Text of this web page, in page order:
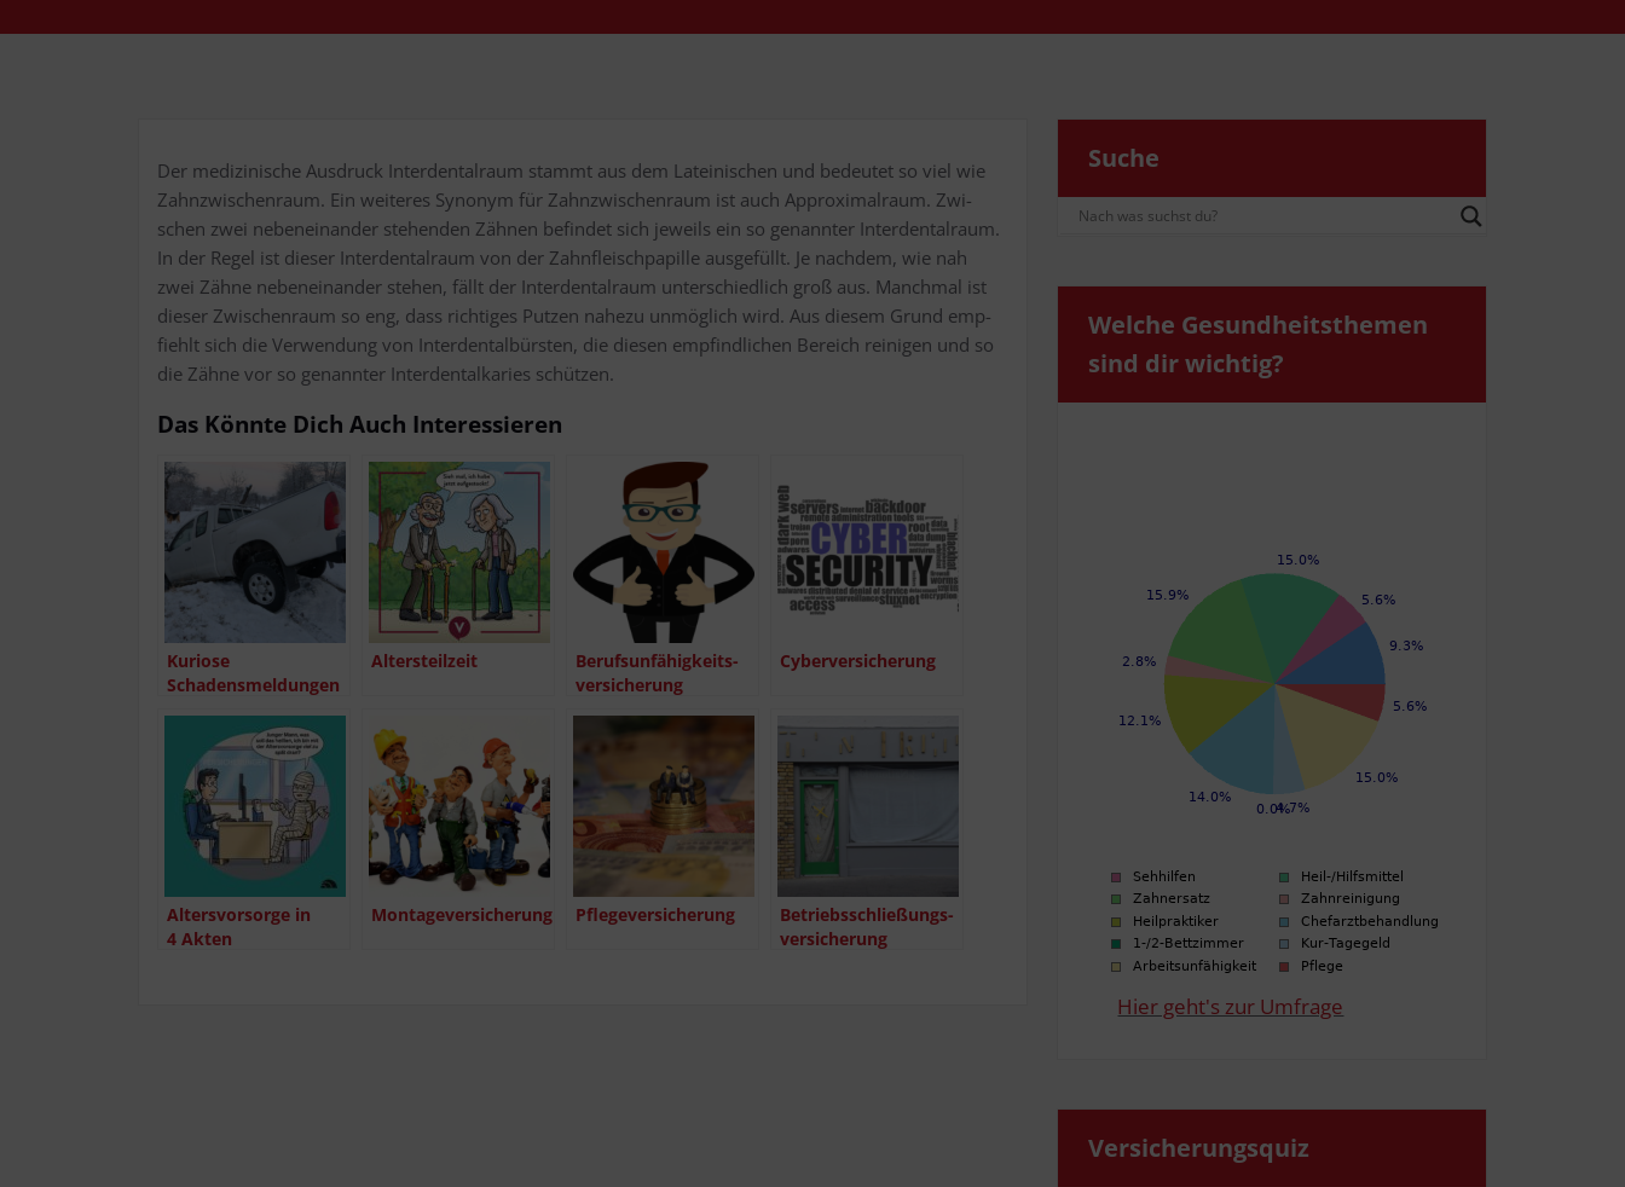
Der medi­zi­ni­sche Aus­druck Inter­den­tal­raum stammt aus dem Latei­ni­schen und bedeu­tet so viel wie
Zahn­zwi­schen­raum. Ein wei­te­res Syn­onym für Zahn­zwi­schen­raum ist auch Appro­xi­mal­raum. Zwi­
schen zwei neben­ein­an­der ste­hen­den Zäh­nen befin­det sich jeweils ein so genann­ter Inter­den­tal­raum.
In der Regel ist die­ser Inter­den­tal­raum von der Zahn­fleisch­pa­pil­le aus­ge­füllt. Je nach­dem, wie nah
zwei Zäh­ne neben­ein­an­der ste­hen, fällt der Inter­den­tal­raum unter­schied­lich groß aus. Manch­mal ist
die­ser Zwi­schen­raum so eng, dass rich­ti­ges Put­zen nahe­zu unmög­lich wird. Aus die­sem Grund emp­
fiehlt sich die Ver­wen­dung von Inter­den­tal­bürs­ten, die die­sen emp­find­li­chen Bereich rei­ni­gen und so
die Zäh­ne vor so genann­ter Inter­den­tal­ka­ri­es schützen.
Das Könn­te Dich Auch Interessieren
Kurio­se
Schadensmeldungen
Alters­teil­zeit
Berufs­un­fä­hig­keits­
ver­si­che­rung
Cyber­ver­si­che­rung
Alters­vor­sor­ge in
4 Akten
Mon­ta­ge­ver­si­che­rung Pfle­ge­ver­si­che­rung
Betriebs­schlie­ßungs­
ver­si­che­rung
Suche
Wel­che Gesund­heits­the­men
sind dir wichtig?
Hier geht's zur Umfrage
Ver­si­che­rungs­quiz